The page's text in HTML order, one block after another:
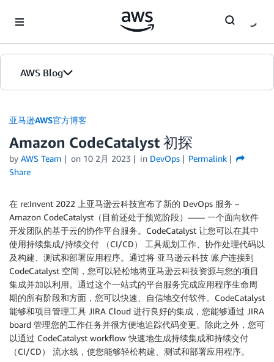
AWS Blog
首页
版本
亚马逊AWS官方博客
Amazon CodeCatalyst 初探
by AWS Team on 10 2月 2023 in DevOps
Permalink
Share
在 re:Invent 2022 上亚马逊云科技宣布了新的 DevOps 服务 –
Amazon CodeCatalyst（目前还处于预览阶段）—— 一个面向软件
开发团队的基于云的协作平台服务。CodeCatalyst 让您可以在其中
使用持续集成/持续交付 （CI/CD） 工具规划工作、协作处理代码以
及构建、测试和部署应用程序。通过将 亚马逊云科技 账户连接到
CodeCatalyst 空间，您可以轻松地将亚马逊云科技资源与您的项目
集成并加以利用。通过这个一站式的平台服务完成应用程序生命周
期的所有阶段和方面，您可以快速、自信地交付软件。CodeCatalyst
能够和项目管理工具 JIRA Cloud 进行良好的集成，您能够通过 JIRA
board 管理您的工作任务并很方便地追踪代码变更。除此之外，您可
以通过 CodeCatalyst workflow 快速地生成持续集成和持续交付
（CI/CD） 流水线，使您能够轻松构建、测试和部署应用程序。